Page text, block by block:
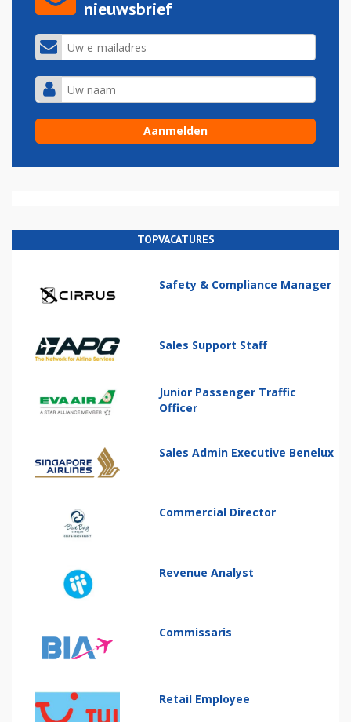
nieuwsbrief
TOPVACATURES
Safety & Compliance Manager
Sales Support Staff
Junior Passenger Traffic
Officer
Sales Admin Executive Benelux
Commercial Director
Revenue Analyst
Commissaris
Retail Employee